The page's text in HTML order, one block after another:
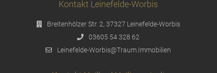
Kontakt Leinefelde-Worbis
Breitenhölzer Str. 2, 37327 Leinefelde-Worbis
03605 54 328 62
Leinefelde-Worbis@Traum.Immobilien